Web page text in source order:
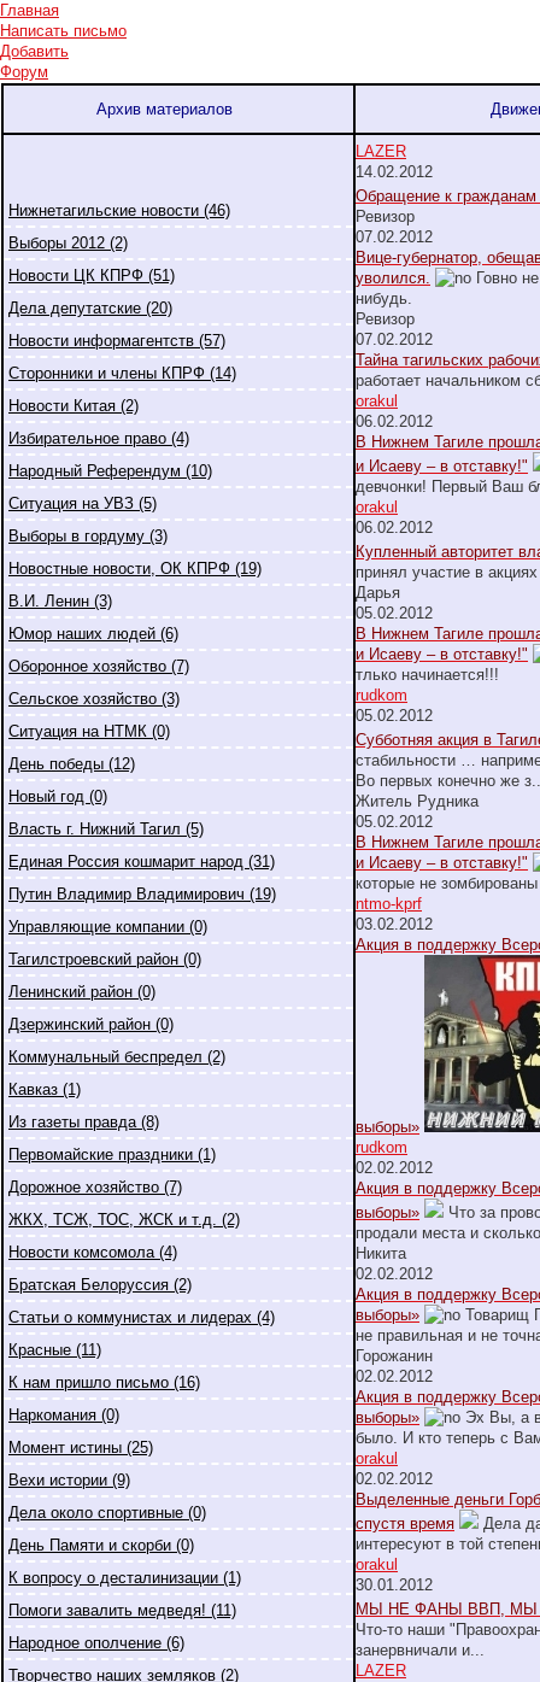
Главная
Написать письмо
Добавить
Форум
Архив материалов
Нижнетагильские новости (46)
Выборы 2012 (2)
Новости ЦК КПРФ (51)
Дела депутатские (20)
Новости информагентств (57)
Сторонники и члены КПРФ (14)
Новости Китая (2)
Избирательное право (4)
Народный Референдум (10)
Ситуация на УВЗ (5)
Выборы в гордуму (3)
Новостные новости, ОК КПРФ (19)
В.И. Ленин (3)
Юмор наших людей (6)
Оборонное хозяйство (7)
Сельское хозяйство (3)
Ситуация на НТМК (0)
День победы (12)
Новый год (0)
Власть г. Нижний Тагил (5)
Единая Россия кошмарит народ (31)
Путин Владимир Владимирович (19)
Управляющие компании (0)
Тагилстроевский район (0)
Ленинский район (0)
Дзержинский район (0)
Коммунальный беспредел (2)
Кавказ (1)
Из газеты правда (8)
Первомайские праздники (1)
Дорожное хозяйство (7)
ЖКХ, ТСЖ, ТОС, ЖСК и т.д. (2)
Новости комсомола (4)
Братская Белоруссия (2)
Статьи о коммунистах и лидерах (4)
Красные (11)
К нам пришло письмо (16)
Наркомания (0)
Момент истины (25)
Вехи истории (9)
Дела около спортивные (0)
День Памяти и скорби (0)
К вопросу о десталинизации (1)
Помоги завалить медведя! (11)
Народное ополчение (6)
Творчество наших земляков (2)
LAZER
14.02.2012
Обращение к гражданам
Ревизор
07.02.2012
Вице-губернатор,
уволился.
Говно
нибудь.
Ревизор
07.02.2012
Тайна тагильских
работает начальником
orakul
06.02.2012
В Нижнем Тагиле
и Исаеву – в отставку!"
девчонки! Первый Ваш
orakul
06.02.2012
Купленный авторитет
принял участие в
Дарья
05.02.2012
В Нижнем Тагиле
и Исаеву – в отставку!"
тлько начинается!!!
rudkom
05.02.2012
Субботняя акция в
стабильности …
Во первых конечно же з
Житель Рудника
05.02.2012
В Нижнем Тагиле
и Исаеву – в отставку!"
которые не
ntmo-kprf
03.02.2012
Акция в поддержку
выборы»
rudkom
02.02.2012
Акция в поддержку
выборы»
Что за
продали места и
Никита
02.02.2012
Акция в поддержку
выборы»
Товарищ
не правильная и не
Горожанин
02.02.2012
Акция в поддержку
выборы»
Эх Вы, а
было. И кто теперь с
orakul
02.02.2012
Выделенные деньги
спустя время
Дела
интересуют в той
orakul
30.01.2012
МЫ НЕ ФАНЫ ВВП, МЫ
Что-то наши
занервничали и...
LAZER